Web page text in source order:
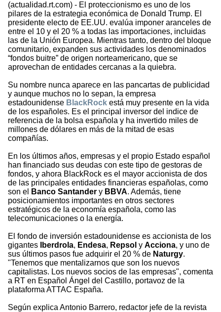
(actualidad.rt.com) - El proteccionismo es uno de los
pilares de la estrategia económica de Donald Trump. El
presidente electo de EE.UU. evalúa imponer aranceles de
entre el 10 y el 20 % a todas las importaciones, incluidas
las de la Unión Europea. Mientras tanto, dentro del bloque
comunitario, expanden sus actividades los denominados
“fondos buitre” de origen norteamericano, que se
aprovechan de entidades cercanas a la quiebra.
Su nombre nunca aparece en las pancartas de publicidad
y aunque muchos no lo sepan, la empresa
estadounidense BlackRock está muy presente en la vida
de los españoles. Es el principal inversor del indice de
referencia de la bolsa española y ha invertido miles de
millones de dólares en más de la mitad de esas
compañías.
En los últimos años, empresas y el propio Estado español
han financiado sus deudas con este tipo de gestoras de
fondos, y ahora BlackRock es el mayor accionista de dos
de las principales entidades financieras españolas, como
son el
Banco Santander y BBVA. Además, tiene
posicionamientos importantes en otros sectores
estratégicos de la economía española, como las
telecomunicaciones o la energía.
El fondo de inversión estadounidense es accionista de los
gigantes
Iberdrola, Endesa, Repsol y Acciona, y uno de
sus últimos pasos fue adquirir el 20 % de Naturgy.
"Tenemos que mentalizarnos que son los nuevos
capitalistas. Los nuevos socios de las empresas", comenta
a RT en Español Ángel del Castillo, portavoz de la
plataforma ATTAC España.
Según explica Antonio Barrero, redactor jefe de la revista